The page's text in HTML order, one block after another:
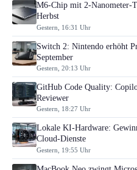
M6-Chip mit 2-Nanometer-
Herbst
Gestern, 16:31 Uhr
Switch 2: Nintendo erhöht
September
Gestern, 20:13 Uhr
GitHub Code Quality:
Reviewer
Gestern, 18:27 Uhr
Lokale KI-Hardware:
Cloud-Dienste
Gestern, 19:55 Uhr